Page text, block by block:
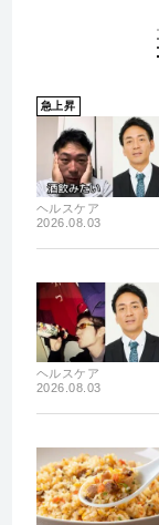
急上昇
ヘルスケア
2026.08.03
ヘルスケア
2026.08.03